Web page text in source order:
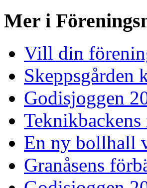
Mer i
Vill din
Godisjoggen
En ny bollhall
Granåsens